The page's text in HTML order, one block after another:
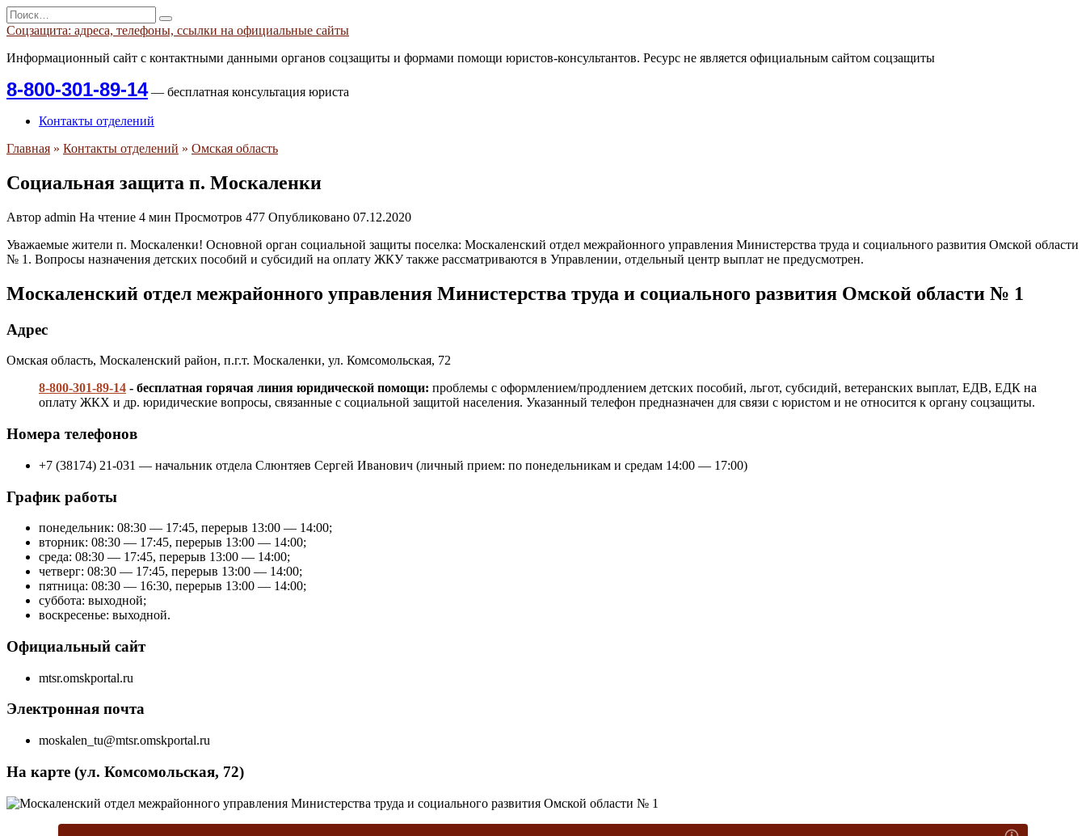
Перейти
к
содержанию
Search
for:
Соцзащита: адреса, телефоны, ссылки на официальные сайты
Информационный сайт с контактными данными органов соцзащиты и формами помощи юристов-консультантов. Ресурс не является официальным сайтом соцзащиты
8-800-301-89-14— бесплатная консультация юриста
Контакты отделений
Главная » Контакты отделений » Омская область
Социальная защита п. Москаленки
Автор admin На чтение 4 мин Просмотров 477 Опубликовано 07.12.2020
Уважаемые жители п. Москаленки! Основной орган социальной защиты поселка: Москаленский отдел межрайонного управления Министерства труда и социального развития Омской области
№ 1. Вопросы назначения детских пособий и субсидий на оплату ЖКУ также рассматриваются в Управлении, отдельный центр выплат не предусмотрен.
Москаленский отдел межрайонного управления Министерства труда и социального развития Омской области № 1
Адрес
Омская область, Москаленский район, п.г.т. Москаленки, ул. Комсомольская, 72
8-800-301-89-14 - бесплатная горячая линия юридической помощи: проблемы с оформлением/продлением детских пособий, льгот, субсидий, ветеранских выплат, ЕДВ, ЕДК на
оплату ЖКХ и др. юридические вопросы, связанные с социальной защитой населения. Указанный телефон предназначен для связи с юристом и не относится к органу соцзащиты.
Номера телефонов
+7 (38174) 21-031 — начальник отдела Слюнтяев Сергей Иванович (личный прием: по понедельникам и средам 14:00 — 17:00)
График работы
понедельник: 08:30 — 17:45, перерыв 13:00 — 14:00;
вторник: 08:30 — 17:45, перерыв 13:00 — 14:00;
среда: 08:30 — 17:45, перерыв 13:00 — 14:00;
четверг: 08:30 — 17:45, перерыв 13:00 — 14:00;
пятница: 08:30 — 16:30, перерыв 13:00 — 14:00;
суббота: выходной;
воскресенье: выходной.
Официальный сайт
mtsr.omskportal.ru
Электронная почта
moskalen_tu@mtsr.omskportal.ru
На карте (ул. Комсомольская, 72)